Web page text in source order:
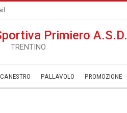
Primiero A.S.D.
TRENTINO
PALLAVOLO ­PROMOZIONE